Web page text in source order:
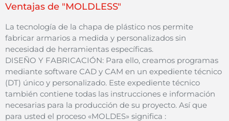
Ventajas de "MOLDLESS"
La tecnología de la chapa de plástico nos permite
fabricar armarios a medida y personalizados sin
necesidad de herramientas específicas.
DISEÑO Y FABRICACIÓN: Para ello, creamos programas
mediante software CAD y CAM en un expediente técnico
(DT) único y personalizado. Este expediente técnico
también contiene todas las instrucciones e información
necesarias para la producción de su proyecto. Así que
para usted el proceso «MOLDES» significa :